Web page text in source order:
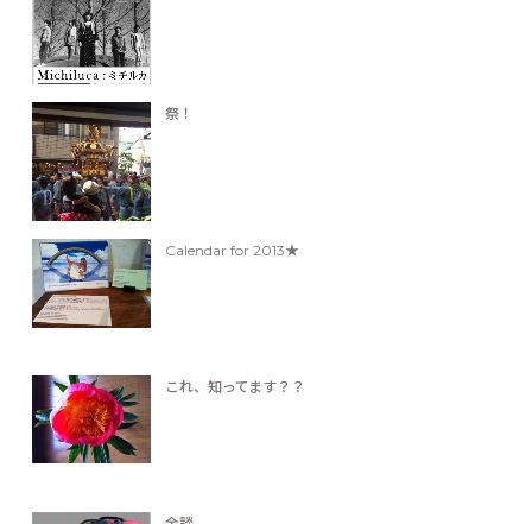
祭！
Calendar for 2013★
これ、知ってます？？